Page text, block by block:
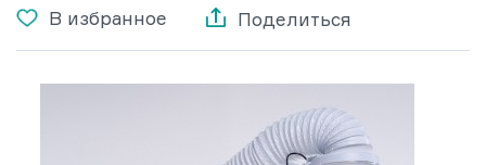
В избранное Поделиться